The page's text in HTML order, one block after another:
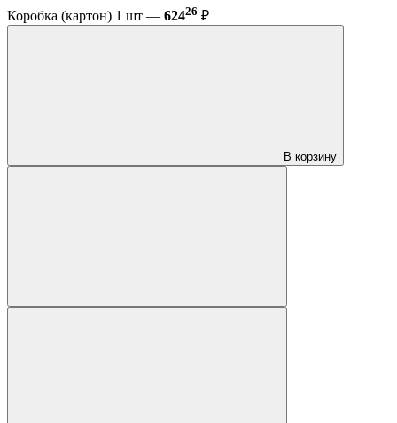
Коробка (картон) 1 шт — 62426 ₽
В корзину